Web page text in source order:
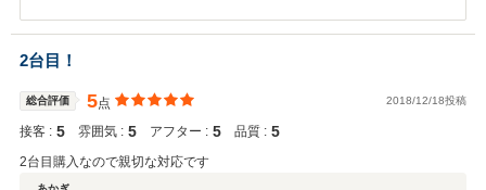
でしょうか？ 自動車は機械ですので、年数が経過することで生じる不
具合などが発生しますが、その時にどのように対応ができるかが重要
後もご利用いただけますようどうぞ宜しくお願い致します。また、バ
イクもぜひご期待ください！ありがとうございます！
2台目！
総合評価 5点 2018/12/18投稿
接客 : 5 雰囲気 : 5 アフター : 5 品質 : 5
2台目購入なので親切な対応です